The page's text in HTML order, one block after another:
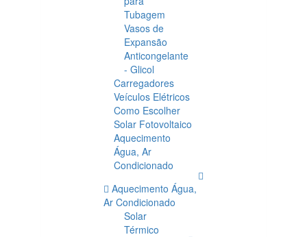
Tubagem
Vasos de
Expansão
Anticongelante
- Glicol
Carregadores
Veículos Elétricos
Como Escolher
Solar Fotovoltaico
Aquecimento
Água, Ar
Condicionado
Aquecimento Água,
Ar Condicionado
Solar
Térmico